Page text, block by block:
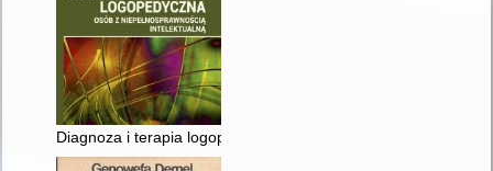
Diagnoza i terapia logopedyczna osób z